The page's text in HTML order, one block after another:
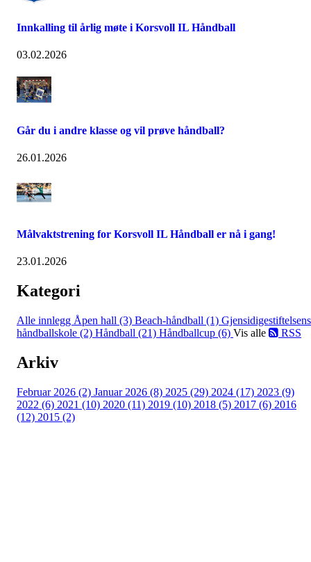
Innkalling til årlig møte i Korsvoll IL Håndball
03.02.2026
Går du i andre klasse og vil prøve håndball?
26.01.2026
Målvaktstrening for Korsvoll IL Håndball er nå i gang!
23.01.2026
Kategori
Alle innlegg Åpen hall (3) Beach-håndball (1) Gjensidigestiftelsens
håndballskole (2) Håndball (21) Håndballcup (6) Vis alle RSS
Arkiv
Februar 2026 (2) Januar 2026 (8) 2025 (29) 2024 (17) 2023 (9)
2022 (6) 2021 (10) 2020 (11) 2019 (10) 2018 (5) 2017 (6) 2016
(12) 2015 (2)